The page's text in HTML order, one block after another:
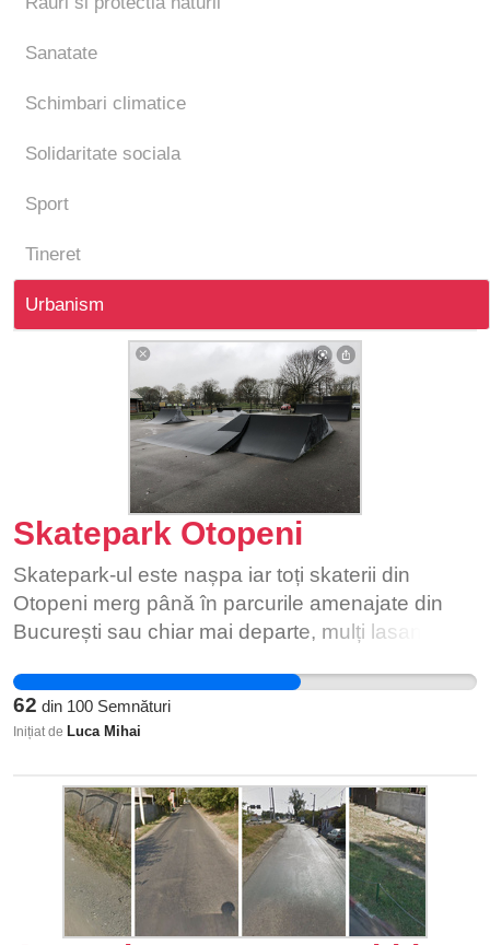
Sanatate
Schimbari climatice
Solidaritate sociala
Sport
Tineret
Urbanism
Skatepark Otopeni
Skatepark-ul este nașpa iar toți skaterii din
Otopeni merg până în parcurile amenajate din
București sau chiar mai departe, mulți lasandu-se
placul nostru nu s-ar mai întâmpla asta.
62 din 100 Semnături
Inițiat de Luca Mihai